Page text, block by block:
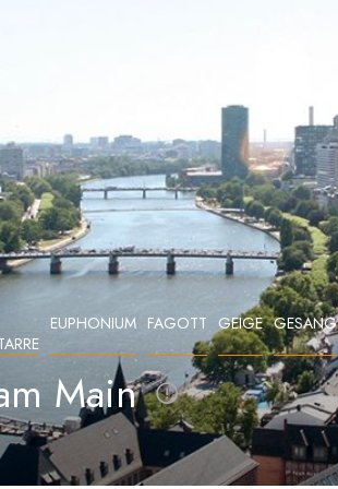
EUPHONIUM FAGOTT GEIGE GESANG
Main